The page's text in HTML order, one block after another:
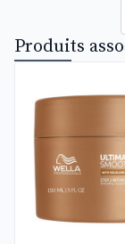
Produits